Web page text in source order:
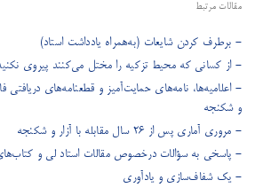
مقالات مرتبط
- برطرف کردن شایعات (به‌همراه یادداشت استاد)
- از کسانی که محیط تزکیه را مختل می‌کنند پیروی
و شکنجه
- مروری آماری پس از ۲۶ سال مقابله با آزار و شکنجه
- پاسخی به سؤالات درخصوص مقالات استاد لی و کتاب‌های
- یک شفاف‌سازی و یادآوری